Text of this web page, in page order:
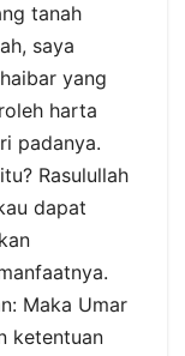
tanah
saya
yang
harta
padanya.
Rasulullah
dapat
Maka Umar
ketentuan